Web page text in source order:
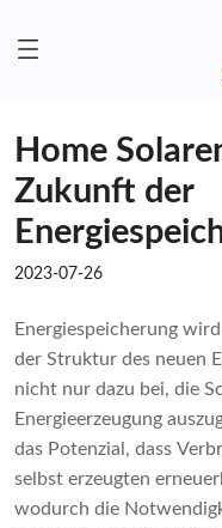
Home
Zukunft der
2023-07-26
Energiespeicherung
der Struktur des neuen
nicht nur dazu bei, die
Energieerzeugung
das Potenzial, dass
selbst erzeugten
wodurch die